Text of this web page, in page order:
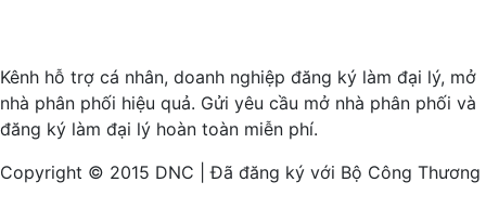
Kênh hỗ trợ cá nhân, doanh nghiệp đăng ký làm đại lý, mở
nhà phân phối hiệu quả. Gửi yêu cầu mở nhà phân phối và
đăng ký làm đại lý hoàn toàn miễn phí.
Copyright © 2015 DNC | Đã đăng ký với Bộ Công Thương